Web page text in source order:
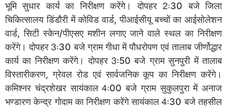
भूमि सुधार कार्य का निरीक्षण करेंगे। दोपहर 2ः30 बजे जिला
चिकित्सालय डिंडौरी में कोविड वार्ड, पीआईसीयू बच्चों का आईसोलेशन
वार्ड, सिटी स्केन/पीएसए मशीन लगाए जाने वाले स्थल का निरीक्षण
करेंगे। दोपहर 3ः30 बजे ग्राम गीधा में पौधरोपण एवं तालाब जीर्णोद्धार
कार्य का निरीक्षण करेंगे। दोपहर 3ः50 बजे ग्राम सुनपुरी में तालाब
विस्तारीकरण, ग्रेवल रोड एवं सार्वजनिक कूप का निरीक्षण करेंगे।
कमिश्नर चंद्रशेखर सायंकाल 4ः00 बजे ग्राम सुकुलपुरा में अनाज
भण्डारण केन्द्र गोदाम का निरीक्षण करेंगे सायंकाल 4ः30 बजे तहसील